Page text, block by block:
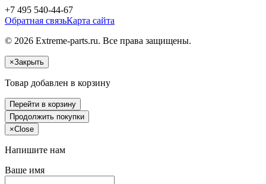
+7 495 540-44-67
Обратная связьКарта сайта
© 2026 Extreme-parts.ru. Все права защищены.
×Закрыть
Товар добавлен в корзину
Перейти в корзину
Продолжить покупки
×Close
Напишите нам
Ваше имя